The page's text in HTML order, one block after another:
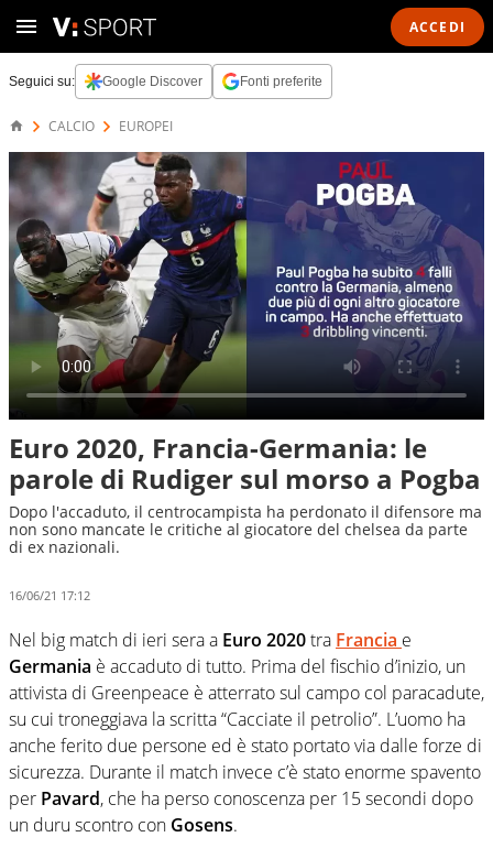
ACCEDI
Seguici su: Google Discover Fonti preferite
CALCIO EUROPEI
Euro 2020, Francia-Germania: le
parole di Rudiger sul morso a Pogba
Dopo l'accaduto, il centrocampista ha perdonato il difensore ma
non sono mancate le critiche al giocatore del chelsea da parte
di ex nazionali.
16/06/21 17:12
Nel big match di ieri sera a Euro 2020tra Francia e
Germania è accaduto di tutto. Prima del fischio d’inizio, un
attivista di Greenpeace è atterrato sul campo col paracadute,
su cui troneggiava la scritta “Cacciate il petrolio”. L’uomo ha
anche ferito due persone ed è stato portato via dalle forze di
sicurezza. Durante il match invece c’è stato enorme spavento
per Pavard, che ha perso conoscenza per 15 secondi dopo
un duru scontro con Gosens.